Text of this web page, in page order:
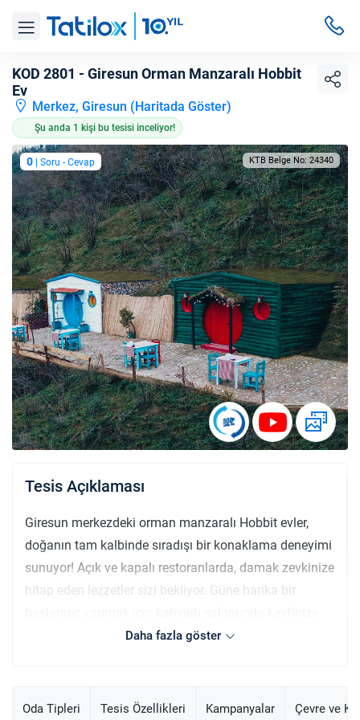
KOD 2801 - Giresun Orman Manzaralı Hobbit
Ev
Merkez, Giresun (Haritada Göster)
Şu anda 1 kişi bu tesisi inceliyor!
KTB Belge No: 24340
0 | Soru - Cevap
Tesis Açıklaması
Giresun merkezdeki orman manzaralı Hobbit evler,
doğanın tam kalbinde sıradışı bir konaklama deneyimi
sunuyor! Açık ve kapalı restoranlarda, damak zevkinize
hitap eden lezzetler sizi bekliyor. Güne harika bir
bakın, dondurmacıda ise serinletici bir mola
sandalyeleri mevcut. Resepsiyon 24 saat açık,
Daha fazla göster
Oda Tipleri Tesis Özellikleri Kampanyalar Çevre ve